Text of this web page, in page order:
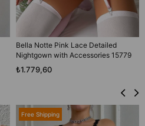
Bella Notte Pink Lace Detailed
Nightgown with Accessories 15779
₺1.779,60
Free Shipping